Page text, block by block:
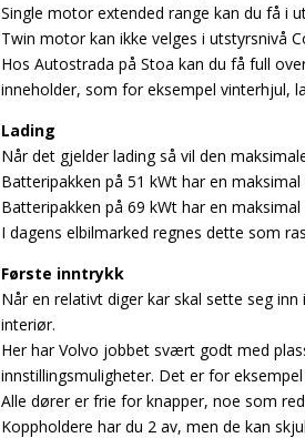
Single motor extended range kan du få i
Twin motor kan ikke velges i utstyrsnivå
Hos Autostrada på Stoa kan du få full
inneholder, som for eksempel vinterhjul,
Lading
Når det gjelder lading så vil den
Batteripakken på 51 kWt har en
Batteripakken på 69 kWt har en
I dagens elbilmarked regnes dette som
Første inntrykk
Når en relativt diger kar skal sette seg
interiør.
Her har Volvo jobbet svært godt med
innstillingsmuligheter. Det er for
Alle dører er frie for knapper, noe som
Koppholdere har du 2 av, men de kan